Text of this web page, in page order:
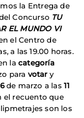
la Entrega de
Concurso TU
EL MUNDO VI
el Centro de
a las 19.00 horas.
lacategoría
para votary
de marzo a las11
el recuento que
son los